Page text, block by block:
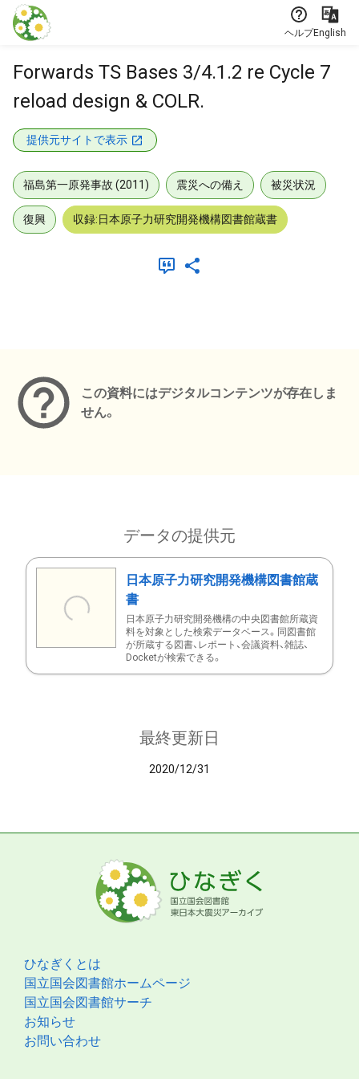
本文に飛ぶ
ヘルプEnglish
Forwards TS Bases 3/4.1.2 re Cycle 7
reload design & COLR.
提供元サイトで表示
福島第一原発事故 (2011) 震災への備え 被災状況
復興 収録:日本原子力研究開発機構図書館蔵書
この資料にはデジタルコンテンツが存在しま
せん。
データの提供元
日本原子力研究開発機構図書館蔵
書
日本原子力研究開発機構の中央図書館所蔵資
料を対象とした検索データベース。同図書館
が所蔵する図書、レポート、会議資料、雑誌、
Docketが検索できる。
最終更新日
2020/12/31
ひなぎくとは
国立国会図書館ホームページ
国立国会図書館サーチ
お知らせ
お問い合わせ